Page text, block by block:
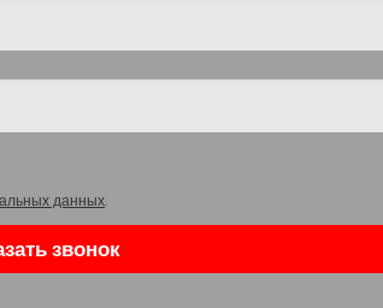
данных.
звонок